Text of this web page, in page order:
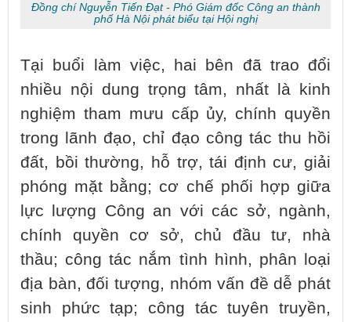
Đồng chí Nguyễn Tiến Đạt - Phó Giám đốc Công an thành
phố Hà Nội phát biểu tại Hội nghị
Tại buổi làm việc, hai bên đã trao đổi
nhiều nội dung trọng tâm, nhất là kinh
nghiệm tham mưu cấp ủy, chính quyền
trong lãnh đạo, chỉ đạo công tác thu hồi
đất, bồi thường, hỗ trợ, tái định cư, giải
phóng mặt bằng; cơ chế phối hợp giữa
lực lượng Công an với các sở, ngành,
chính quyền cơ sở, chủ đầu tư, nhà
thầu; công tác nắm tình hình, phân loại
địa bàn, đối tượng, nhóm vấn đề dễ phát
sinh phức tạp; công tác tuyên truyền,